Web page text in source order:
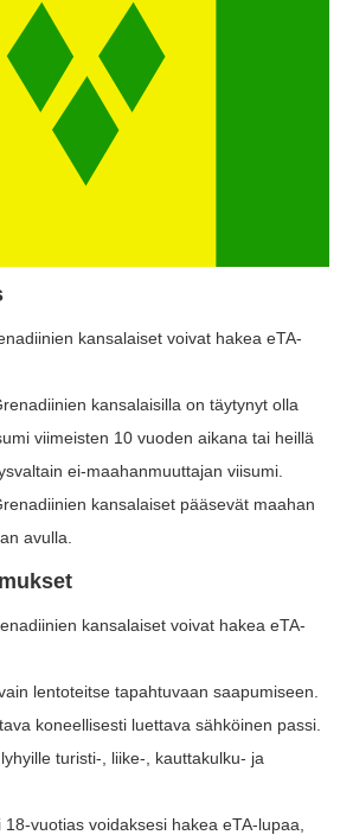
kansalaiset voivat hakea eTA-
kansalaisilla on täytynyt olla
viimeisten 10 vuoden aikana tai heillä
ei-maahanmuuttajan viisumi.
kansalaiset pääsevät maahan
avulla.
kansalaiset voivat hakea eTA-
lentoteitse tapahtuvaan saapumiseen.
koneellisesti luettava sähköinen passi.
turisti-, liike-, kauttakulku- ja
vuotias voidaksesi hakea eTA-lupaa,